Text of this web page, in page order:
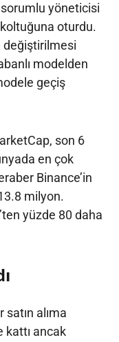
yöneticisi
oturdu.
değiştirilmesi
modelden
geçiş
son 6
en çok
Binance’in
milyon.
yüzde 80 daha
alıma
kattı ancak